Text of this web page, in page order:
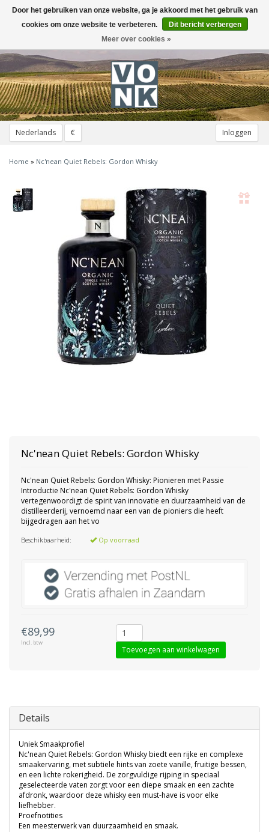
Nederlands € Inloggen
Toggle
navigation
Home » Nc'nean Quiet Rebels: Gordon Whisky
Nc'nean Quiet Rebels: Gordon Whisky
Nc'nean Quiet Rebels: Gordon Whisky: Pionieren met Passie
Introductie Nc'nean Quiet Rebels: Gordon Whisky
vertegenwoordigt de spirit van innovatie en duurzaamheid van de
distilleerderij, vernoemd naar een van de pioniers die heeft
bijgedragen aan het vo
Beschikbaarheid: Op voorraad
€89,99
Incl. btw
Toevoegen aan winkelwagen
Details
Uniek Smaakprofiel
Nc'nean Quiet Rebels: Gordon Whisky biedt een rijke en complexe
smaakervaring, met subtiele hints van zoete vanille, fruitige bessen,
en een lichte rokerigheid. De zorgvuldige rijping in speciaal
geselecteerde vaten zorgt voor een diepe smaak en een zachte
afdronk, waardoor deze whisky een must-have is voor elke
liefhebber.
Proefnotities
Een meesterwerk van duurzaamheid en smaak.
Door het gebruiken van onze website, ga je akkoord met het gebruik van
cookies om onze website te verbeteren.
Dit bericht verbergen
Meer over cookies »